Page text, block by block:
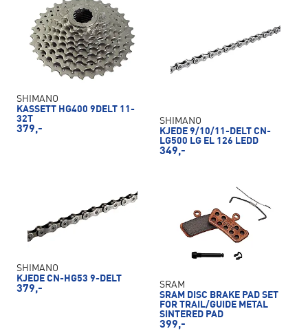
SHIMANO
KASSETT HG400 9DELT 11-
32T
379,-
SHIMANO
KJEDE 9/10/11-DELT CN-
LG500 LG EL 126 LEDD
349,-
SHIMANO
KJEDE CN-HG53 9-DELT
379,-
SRAM
SRAM DISC BRAKE PAD SET
FOR TRAIL/GUIDE METAL
SINTERED PAD
399,-